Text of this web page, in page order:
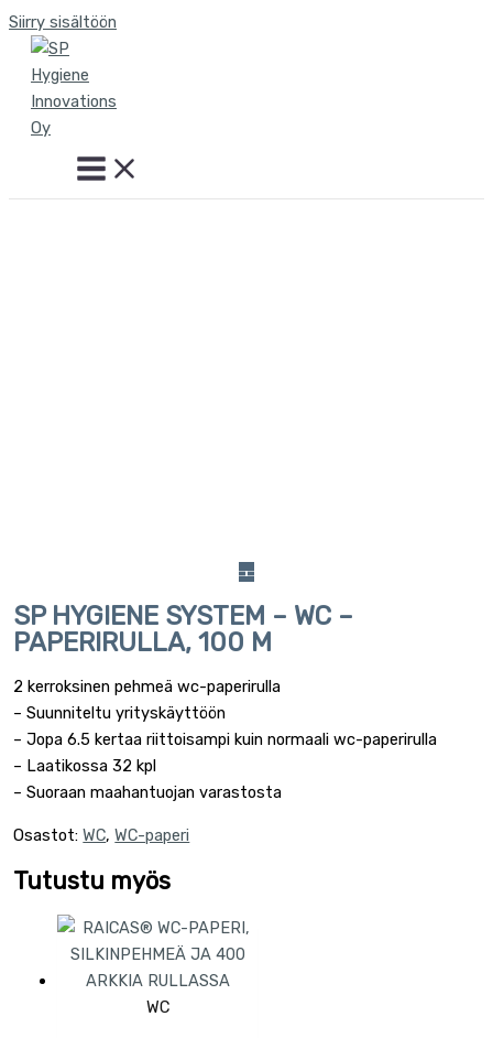
Siirry sisältöön
SP HYGIENE SYSTEM – WC –
PAPERIRULLA, 100 M
2 kerroksinen pehmeä wc-paperirulla
– Suunniteltu yrityskäyttöön
– Jopa 6.5 kertaa riittoisampi kuin normaali wc-paperirulla
– Laatikossa 32 kpl
– Suoraan maahantuojan varastosta
Osastot:WC,WC-paperi
Tutustu myös
WC